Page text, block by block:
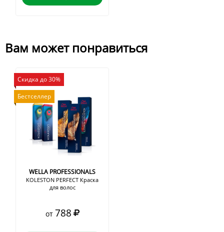
Вам может понравиться
Скидка до 30%
Бестселлер
WELLA PROFESSIONALS
KOLESTON PERFECT Краска
для волос
от 788